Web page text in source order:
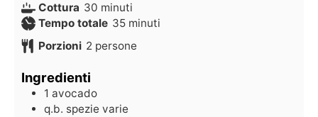
Cottura 30 minuti
Tempo totale 35 minuti
Porzioni 2 persone
Ingredienti
1 avocado
q.b. spezie varie